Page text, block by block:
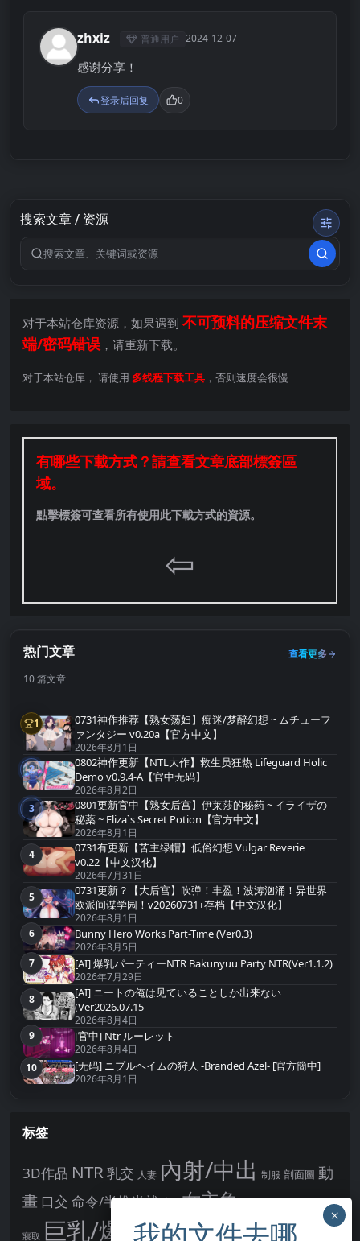
Z zhxiz 普通用户 2024-12-07
感谢分享！
登录后回复 0
搜索文章 / 资源
搜索关键词
对于本站仓库资源，如果遇到 不可预料的压缩文件末
端/密码错误 ，请重新下载。
对于本站仓库， 请使用 多线程下载工具 ，否则速度会很慢
有哪些下載方式？請查看文章底部標簽區
域。
點擊標簽可查看所有使用此下載方式的資源。
⇦
热门文章
查看更多
10 篇文章
第1名
1
0731神作推荐【熟女荡妇】痴迷/梦醉幻想 ~ ムチューフ
ァンタジー v0.20a【官方中文】
2026年8月1日
第2名
2
0802神作更新【NTL大作】救生员狂热 Lifeguard Holic
Demo v0.9.4-A【官中无码】
2026年8月2日
第3名
3
0801更新官中【熟女后宫】伊莱莎的秘药 ~ イライザの
秘薬 ~ Eliza`s Secret Potion【官方中文】
2026年8月1日
第4名
4
0731有更新【苦主绿帽】低俗幻想 Vulgar Reverie
v0.22【中文汉化】
2026年7月31日
第5名
5
0731更新？【大后宫】吹弹！丰盈！波涛汹涌！异世界
欧派间谍学园！v20260731+存档【中文汉化】
2026年8月1日
第6名
6 Bunny Hero Works Part-Time (Ver0.3)
2026年8月5日
第7名
7 [AI] 爆乳パーティーNTR Bakunyuu Party NTR(Ver1.1.2)
2026年7月29日
第8名
8
[AI] ニートの俺は见ていることしか出来ない
(Ver2026.07.15
2026年8月4日
第9名
9 [官中] Ntr ルーレット
2026年8月4日
第10名
10 [无码] ニプルヘイムの狩人 -Branded Azel- [官方簡中]
2026年8月1日
标签
3D作品 NTR乳交 人妻 內射/中出 制服 剖面圖 動
畫 口交 命令/半推半就 多P 女主角 學校/校園
寢取 巨乳/爆乳幻想 強制你播種 強制播種